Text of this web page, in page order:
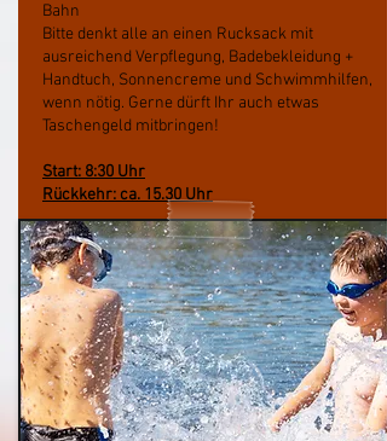
Bahn
Bitte denkt alle an einen Rucksack mit
ausreichend Verpflegung, Badebekleidung +
Handtuch, Sonnencreme und Schwimmhilfen,
wenn nötig. Gerne dürft Ihr auch etwas
Taschengeld mitbringen!
Start: 8:30 Uhr
Rückkehr: ca. 15.30 Uhr